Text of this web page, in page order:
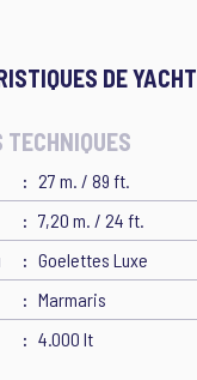
DE YACHT
27 m. / 89 ft.
7,20 m. / 24 ft.
Goelettes Luxe
Marmaris
4.000 lt